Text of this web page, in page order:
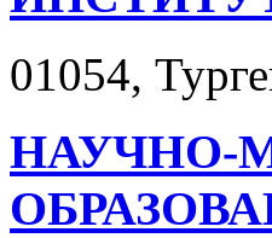
01054,
НАУЧНО-